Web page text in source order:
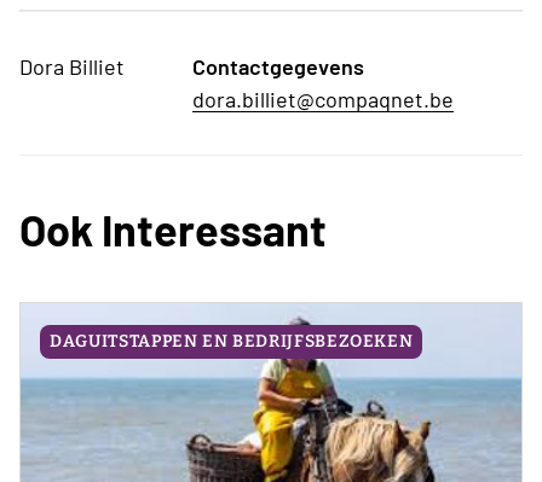
Dora Billiet
Contactgegevens
dora.billiet@compaqnet.be
Ook Interessant
DAGUITSTAPPEN EN BEDRIJFSBEZOEKEN